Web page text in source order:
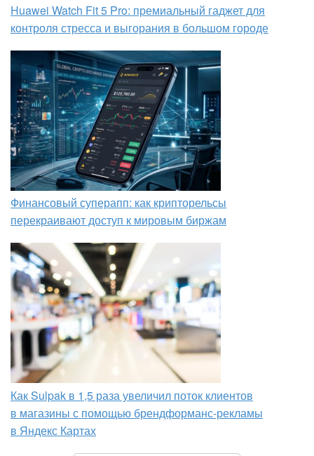
Huawei Watch Fit 5 Pro: премиальный гаджет для
контроля стресса и выгорания в большом городе
Финансовый суперапп: как крипторельсы
перекраивают доступ к мировым биржам
Как Sulpak в 1,5 раза увеличил поток клиентов
в магазины с помощью брендформанс-рекламы
в Яндекс Картах